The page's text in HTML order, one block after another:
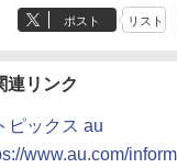
ポスト リスト
連リンク
ピックス au
www.au.com/